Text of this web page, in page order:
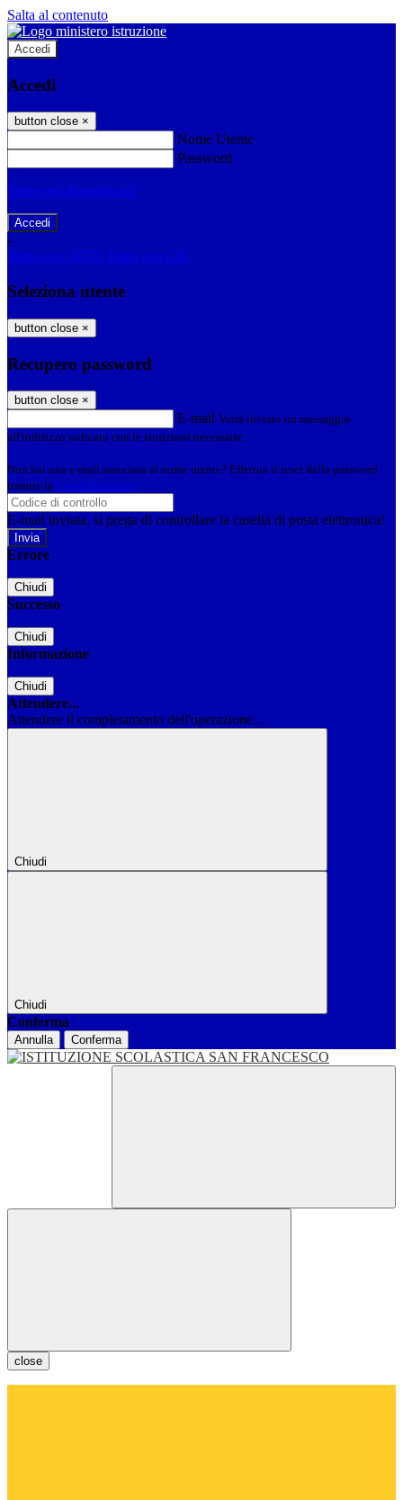
Salta al contenuto
Accedi
Accedi
button close ×
Nome Utente
Password
Password dimenticata?
-
Entra con SPID Entra con CIE
Seleziona utente
button close ×
Recupero password
button close ×
E-mail Verrà inviato un messaggio
all'indirizzo indicato con le istruzioni necessarie.
Non hai una e-mail associata al nome utente? Effettua il reset della password
tramite la Login Spaggiari
E-mail inviata, si prega di controllare la casella di posta elettronica!
Errore
Chiudi
Successo
Chiudi
Informazione
Chiudi
Attendere...
Attendere il completamento dell'operazione...
Chiudi
Chiudi
Conferma
Annulla Conferma
close